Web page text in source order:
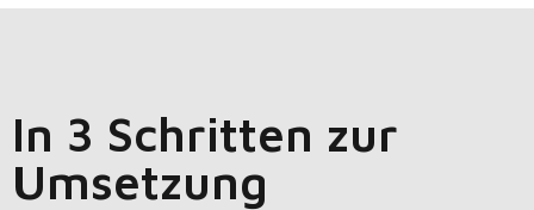
In 3 Schritten zur
Umsetzung